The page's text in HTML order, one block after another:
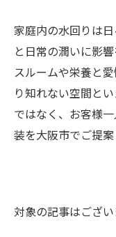
家庭内の水回りは
と日常の潤いに影
スルームや栄養と
り知れない空間と
ではなく、お客様
装を大阪市でご提案
対象の記事はござ